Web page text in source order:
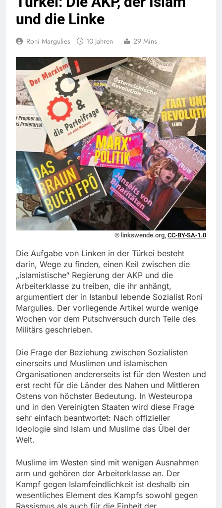
und die Linke
Roni Margulies 10 Jahren 29 Mins
© linkswende.org, CC-BY-SA-1.0
Die Aufgabe von Linken in der Türkei besteht
darin, Wege zu finden, einen Keil zwischen die
„islamistische“ Regierung der AKP und die
Arbeiterklasse zu treiben, die ihr anhängt,
argumentiert der in Istanbul lebende Sozialist Roni
Margulies. Der vorliegende Artikel wurde wenige
Wochen vor dem Putschversuch durch Teile des
Militärs geschrieben.
Die Frage der Beziehung zwischen Sozialisten
einerseits und Muslimen und islamischen
Organisationen andererseits ist für den Westen und
erst recht für die Länder des Nahen und Mittleren
Ostens von höchster Bedeutung. In Westeuropa
und in den Vereinigten Staaten wird diese Frage
sehr einfach beantwortet: Nach offizieller
Ideologie sind Islam und Muslime das Übel der
Welt.
Muslime im Westen sind mit wenigen Ausnahmen
arm und gehören der Arbeiterklasse an. Der
Kampf gegen Islamfeindlichkeit ist deshalb ein
wesentliches Element des Kampfs sowohl gegen
Rassismus als auch für die Einheit der